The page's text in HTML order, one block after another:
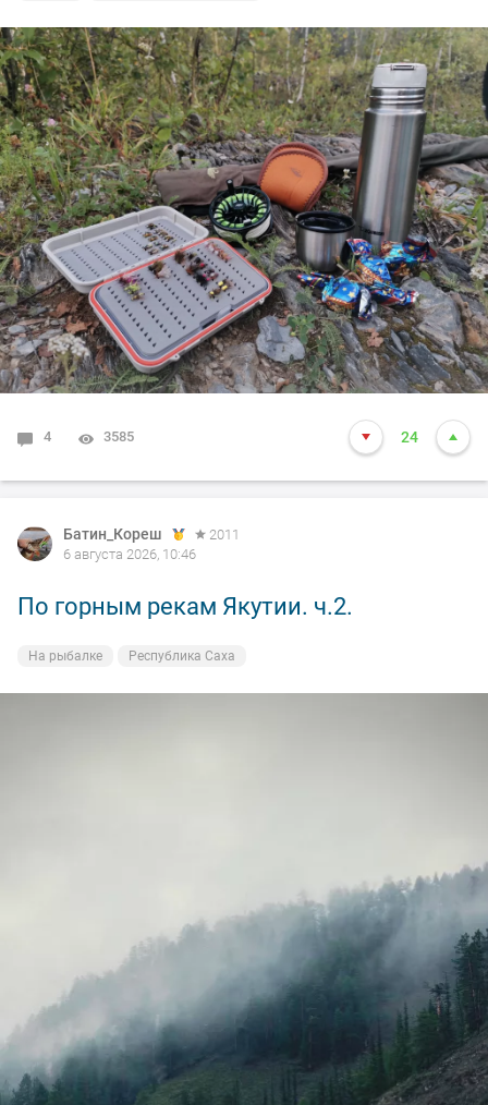
4 3585 24
Батин_Кореш
2011
6 августа 2026, 10:46
По горным рекам Якутии. ч.2.
На рыбалке Республика Саха